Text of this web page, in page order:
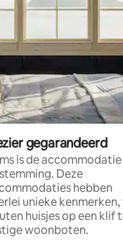
gegarandeerd
is de
Deze
hebben
unieke kenmerken,
huisjes op een klif
woonboten.